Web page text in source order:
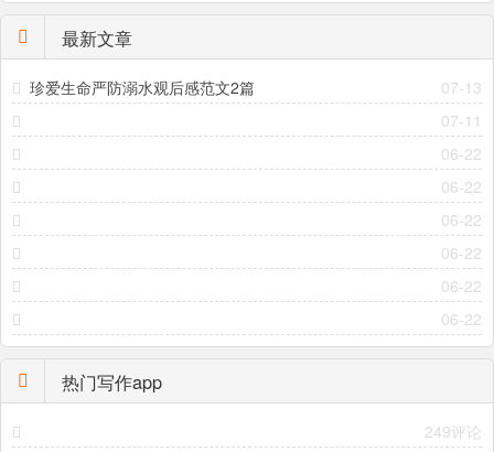
最新文章
07-13
珍爱生命严防溺水观后感范文2篇
07-11
06-22
06-22
06-22
06-22
06-22
06-22
热门写作app
249评论